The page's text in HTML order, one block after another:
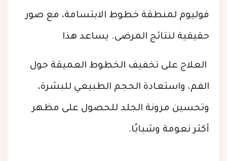
فوليوم لمنطقة خطوط الابتسامة، مع صور
حقيقية لنتائج المرضى. يساعد هذا
العلاج على تخفيف الخطوط العميقة حول
الفم، واستعادة الحجم الطبيعي للبشرة،
وتحسين مرونة الجلد للحصول على مظهر
أكثر نعومة وشبابًا.